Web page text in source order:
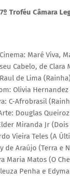
Troféu Câmara
Cinema: Maré
Cabelo, de Clara
de Lima
Olivia
C-Afrobrasil
Douglas
Miranda Jr
Vieira Teles (A
de Araújo (Terra e
Maria Matos (O
Penha e